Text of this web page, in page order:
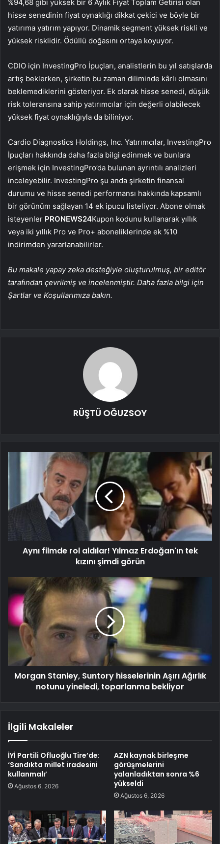
%94,68 gibi yüksek bir 6 Aylık Fiyat Toplam Getirisi olan
hisse senedinin fiyat oynaklığı dikkat çekici ve böyle bir
yatırıma yatırım yapıyor. Dinamik segment yüksek riskli ve
yüksek risklidir. Ödüllü doğasını ortaya koyuyor.
CDIO için InvestingPro İpuçları, analistlerin bu yıl satışlarda
artış beklerken, şirketin bu zaman diliminde kârlı olmasını
beklemediklerini gösteriyor. Ek olarak hisse senedi, düşük
risk toleransına sahip yatırımcılar için değerli olabilecek
yüksek fiyat oynaklığıyla da biliniyor.
Cardio Diagnostics Holdings, Inc. Yatırımcılar, InvestingPro
İpuçları hakkında daha fazla bilgi edinmek ve bunlara
erişmek için InvestingPro’da bulunan ayrıntılı analizleri
inceleyebilir. InvestingPro şu anda şirketin finansal
durumu ve hisse senedi performansı hakkında kapsamlı
bir görünüm sağlayan 14 ek ipucu listeliyor. Abone olmak
isteyenler PRONEWS24Kupon kodunu kullanarak yıllık
veya iki yıllık Pro ve Pro+ aboneliklerinde ek %10
indirimden yararlanabilirler.
Bu makale yapay zeka desteğiyle oluşturulmuş, bir editör
tarafından çevrilmiş ve incelenmiştir. Daha fazla bilgi için
Şartlar ve Koşullarımıza bakın.
RÜŞTÜ OĞUZSOY
Aynı filmde rol aldılar! Yılmaz Erdoğan'ın tek
kızını şimdi görün
Morgan Stanley, Suntory hisselerinin Aşırı Ağırlık
notunu yineledi, toparlanma bekliyor
İlgili Makaleler
İYİ Partili Ofluoğlu Tire’de:
‘Sandıkta millet iradesini
kullanmalı’
Ağustos 6, 2026
AZN kaynak birleşme
görüşmelerini
yalanladıktan sonra %6
yükseldi
Ağustos 6, 2026